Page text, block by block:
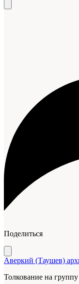
Поделиться
Аверкий (Таушев)
Толкование на группу